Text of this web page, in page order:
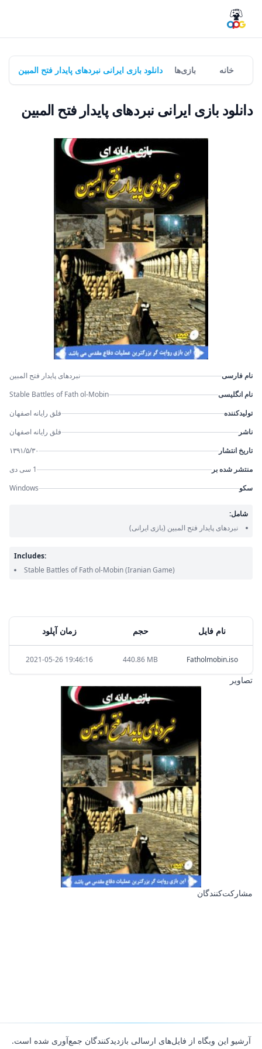
خانه بازی‌ها دانلود بازی ایرانی نبردهای پایدار فتح المبین
دانلود بازی ایرانی نبردهای پایدار فتح المبین
نام فایل حجم زمان آپلود
Fatholmobin.iso
440.86 MB
2021-05-26 19:46:16
تصاویر
مشارکت‌کنندگان
نام فارسی
نبردهای پایدار فتح المبین
نام انگلیسی
Stable Battles of Fath ol-Mobin
تولیدکننده
فلق رایانه اصفهان
ناشر
فلق رایانه اصفهان
تاریخ انتشار
۱۳۹۱/۵/۳۰
منتشر شده بر
1 سی دی
سکو
Windows
شامل:
نبردهای پایدار فتح المبین (بازی ایرانی)
Includes:
Stable Battles of Fath ol-Mobin(Iranian Game)
آرشیو این وبگاه از فایل‌های ارسالی بازدیدکنندگان جمع‌آوری شده است.